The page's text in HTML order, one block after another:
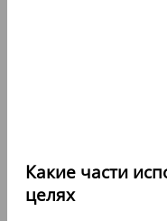
Какие части
целях